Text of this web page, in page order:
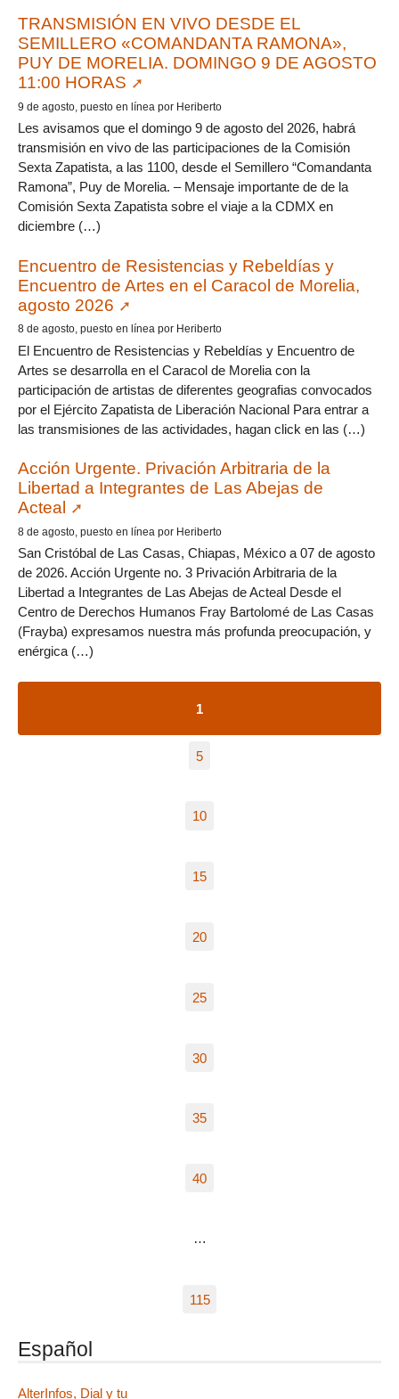
TRANSMISIÓN EN VIVO DESDE EL
SEMILLERO «COMANDANTA RAMONA»,
PUY DE MORELIA. DOMINGO 9 DE AGOSTO
11:00 HORAS
9 de agosto, puesto en línea por Heriberto
Les avisamos que el domingo 9 de agosto del 2026, habrá
transmisión en vivo de las participaciones de la Comisión
Sexta Zapatista, a las 1100, desde el Semillero “Comandanta
Ramona”, Puy de Morelia. – Mensaje importante de de la
Comisión Sexta Zapatista sobre el viaje a la CDMX en
diciembre (…)
Encuentro de Resistencias y Rebeldías y
Encuentro de Artes en el Caracol de Morelia,
agosto 2026
8 de agosto, puesto en línea por Heriberto
El Encuentro de Resistencias y Rebeldías y Encuentro de
Artes se desarrolla en el Caracol de Morelia con la
participación de artistas de diferentes geografias convocados
por el Ejército Zapatista de Liberación Nacional Para entrar a
las transmisiones de las actividades, hagan click en las (…)
Acción Urgente. Privación Arbitraria de la
Libertad a Integrantes de Las Abejas de
Acteal
8 de agosto, puesto en línea por Heriberto
San Cristóbal de Las Casas, Chiapas, México a 07 de agosto
de 2026. Acción Urgente no. 3 Privación Arbitraria de la
Libertad a Integrantes de Las Abejas de Acteal Desde el
Centro de Derechos Humanos Fray Bartolomé de Las Casas
(Frayba) expresamos nuestra más profunda preocupación, y
enérgica (…)
1
5
10
15
20
25
30
35
40
…
115
Español
AlterInfos, Dial y tu